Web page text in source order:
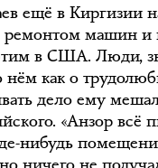
ещё в Киргизии
ремонтом машин
в США. Люди,
нём как о
дело ему
«Анзор всё
нибудь